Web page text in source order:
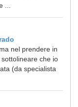
nel prendere in
che io
(da specialista